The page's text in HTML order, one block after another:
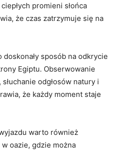
promieni słońca
że ⁢czas zatrzymuje się na
sposób ⁣na odkrycie
Egiptu. Obserwowanie
odgłosów natury i
że każdy ⁣moment staje
warto również
oazie, gdzie można‌